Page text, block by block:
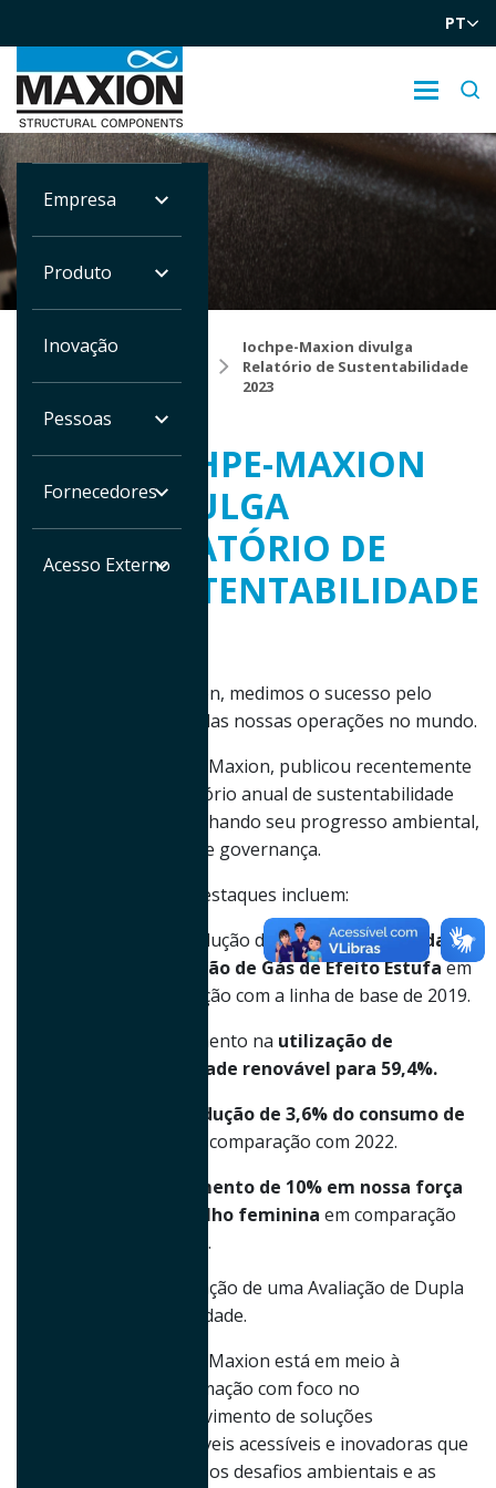
PT
Empresa
Produto
Inovação
Pessoas
Fornecedores
Acesso Externo
NOTÍCIAS
em:
Iochpe-Maxion divulga
Relatório de Sustentabilidade
2023
IOCHPE-MAXION
DIVULGA
RELATÓRIO DE
SUSTENTABILIDADE
Na Maxion, medimos o sucesso pelo
impacto das nossas operações no mundo.
A Iochpe-Maxion, publicou recentemente
seu relatório anual de sustentabilidade
compartilhando seu progresso ambiental,
social e de governança.
Alguns destaques incluem:
• Uma redução de30,3% na intensidade
de emissão de Gás de Efeito Estufaem
comparação com a linha de base de 2019.
• Um aumento na utilização de
eletricidade renovável para 59,4%.
redução de 3,6% do consumo de
em comparação com 2022.
aumento de 10% em nossa força
de trabalho feminina em comparação
com 2022.
• A facilitação de uma Avaliação de Dupla
Materialidade.
A Iochpe-Maxion está em meio à
transformação com foco no
desenvolvimento de soluções
sustentáveis acessíveis e inovadoras que
abordem os desafios ambientais e as